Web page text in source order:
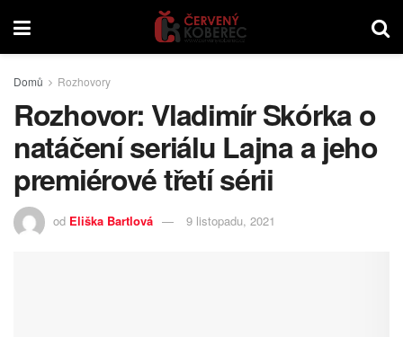
Domů Rozhovory
Rozhovor: Vladimír Skórka o
natáčení seriálu Lajna a jeho
premiérové třetí sérii
od Eliška Bartlová 9 listopadu, 2021